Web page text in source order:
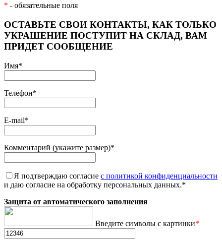
* - обязательные поля
ОСТАВЬТЕ СВОИ КОНТАКТЫ, КАК ТОЛЬКО
УКРАШЕНИЕ ПОСТУПИТ НА СКЛАД, ВАМ
ПРИДЕТ СООБЩЕНИЕ
Имя*
Телефон*
E-mail*
Комментарий (укажите размер)*
Я подтверждаю согласие с политикой конфиденциальности
и даю согласие на обработку персональных данных.*
Защита от автоматического заполнения
Введите символы с картинки*